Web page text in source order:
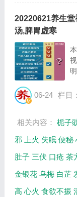
20220621养生
汤,脾胃虚寒
06-24 栏目
相关内容： 栀子
邪
上火 失眠 便秘
肚子 三伏 口疮 茶
金银花 乌梅 白芷
高 心火 食欲不振